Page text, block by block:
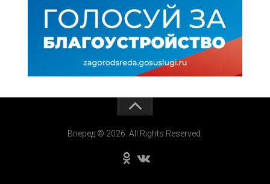
Вперед © 2026. All Rights Reserved.